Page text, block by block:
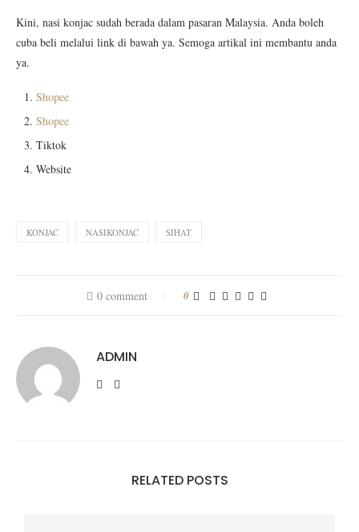
Kini, nasi konjac sudah berada dalam pasaran Malaysia. Anda boleh
cuba beli melalui link di bawah ya. Semoga artikal ini membantu anda
ya.
Shopee
Shopee
Tiktok
Website
KONJAC NASIKONJAC SIHAT
0 comment 0
ADMIN
RELATED POSTS